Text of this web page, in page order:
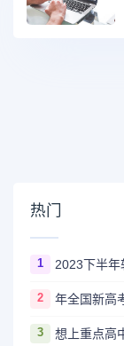
热门
1
2 年全国新高
3